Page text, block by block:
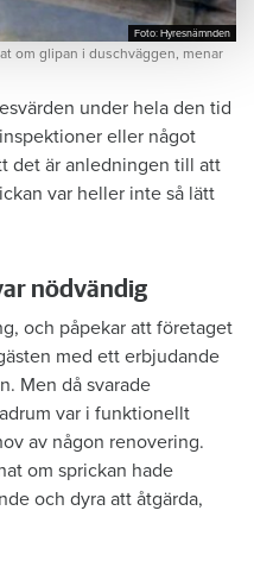
Foto: Hyresnämnden
Foto: Hyresnämnden
om glipan i duschväggen, menar
under hela den tid
eller något
det är anledningen till att
var heller inte så lätt
nödvändig
och påpekar att företaget
med ett erbjudande
Men då svarade
var i funktionellt
av någon renovering.
om sprickan hade
och dyra att åtgärda,